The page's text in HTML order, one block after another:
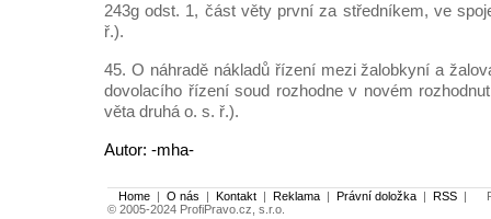
243g odst. 1, část věty první za středníkem, ve
ř.).
45. O náhradě nákladů řízení mezi žalobkyní a
dovolacího řízení soud rozhodne v novém
věta druhá o. s. ř.).
Autor: -mha-
Home | O nás | Kontakt | Reklama | Právní doložka | RSS |
© 2005-2024 ProfiPravo.cz, s.r.o.